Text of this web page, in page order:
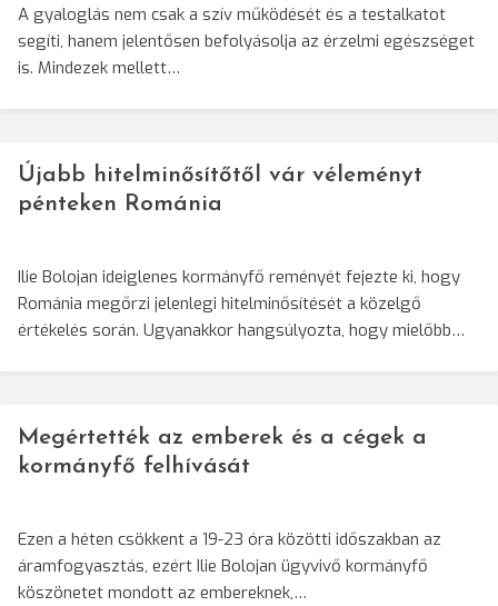
A gyaloglás nem csak a szív működését és a testalkatot
segíti, hanem jelentősen befolyásolja az érzelmi egészséget
is. Mindezek mellett…
Újabb hitelminősítőtől vár véleményt
pénteken Románia
Ilie Bolojan ideiglenes kormányfő reményét fejezte ki, hogy
Románia megőrzi jelenlegi hitelminősítését a közelgő
értékelés során. Ugyanakkor hangsúlyozta, hogy mielőbb…
Megértették az emberek és a cégek a
kormányfő felhívását
Ezen a héten csökkent a 19-23 óra közötti időszakban az
áramfogyasztás, ezért Ilie Bolojan ügyvivő kormányfő
köszönetet mondott az embereknek,…